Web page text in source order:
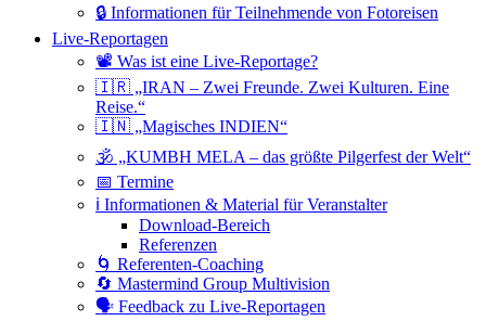
🔒 Informationen für Teilnehmende von Fotoreisen
Live-Reportagen
📽 Was ist eine Live-Reportage?
🇮🇷 „IRAN – Zwei Freunde. Zwei Kulturen. Eine
Reise.“
🇮🇳 „Magisches INDIEN“
🕉 „KUMBH MELA – das größte Pilgerfest der Welt“
📅 Termine
ℹ️ Informationen & Material für Veranstalter
Download-Bereich
Referenzen
🌀 Referenten-Coaching
🔄 Mastermind Group Multivision
🗣 Feedback zu Live-Reportagen